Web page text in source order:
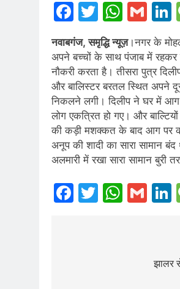
Facebook
Twitter
नवाबगंज, समृद्धि न्यूज़।नगर के
अपने बच्चों के साथ पंजाब में रहकर
नौकरी करता है। तीसरा पुत्र
और बालिस्टर बरतल स्थित अपने
निकलने लगी। दिलीप ने घर में आग
लोग एकत्रित हो गए। और
की कड़ी मशक्कत के बाद आग पर
अनूप की शादी का सारा सामान
अलमारी में रखा सारा सामान बुरी
Facebook
Twitter
झालर